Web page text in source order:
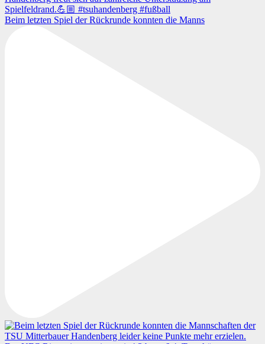
Beim letzten Spiel der Rückrunde konnten die Manns